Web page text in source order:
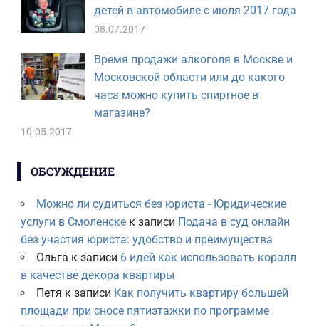
детей в автомобиле с июля 2017 года
08.07.2017
Время продажи алкоголя в Москве и
Московской области или до какого
часа можно купить спиртное в
магазине?
10.05.2017
ОБСУЖДЕНИЕ
Можно ли судиться без юриста - Юридические
услуги в Смоленскек записи Подача в суд онлайн
без участия юриста: удобство и преимущества
Ольга к записи 6 идей как использовать коралл
в качестве декора квартиры
Петя к записи Как получить квартиру большей
площади при сносе пятиэтажки по программе